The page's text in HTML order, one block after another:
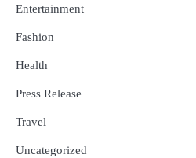
Entertainment
Fashion
Health
Press Release
Travel
Uncategorized